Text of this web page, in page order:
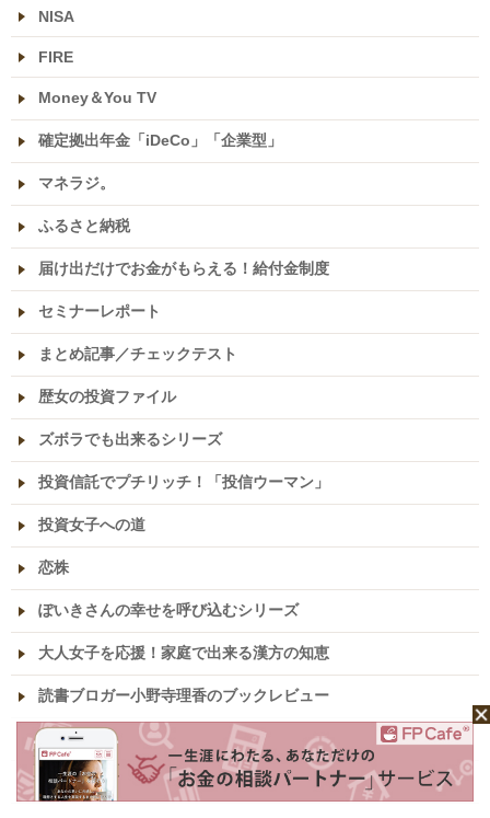
NISA
FIRE
Money＆You TV
確定拠出年金「iDeCo」「企業型」
マネラジ。
ふるさと納税
届け出だけでお金がもらえる！給付金制度
セミナーレポート
まとめ記事／チェックテスト
歴女の投資ファイル
ズボラでも出来るシリーズ
投資信託でプチリッチ！「投信ウーマン」
投資女子への道
恋株
ぽいきさんの幸せを呼び込むシリーズ
大人女子を応援！家庭で出来る漢方の知恵
読書ブロガー小野寺理香のブックレビュー
駐在マダム、モラハラ夫からの逃亡記
“逆打ち”お遍路をご紹介